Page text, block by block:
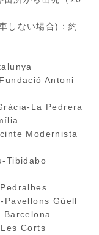
しない場合)：約
Antoni
La Pedrera
Modernista
Tibidabo
Pavellons Güell
Barcelona
Corts